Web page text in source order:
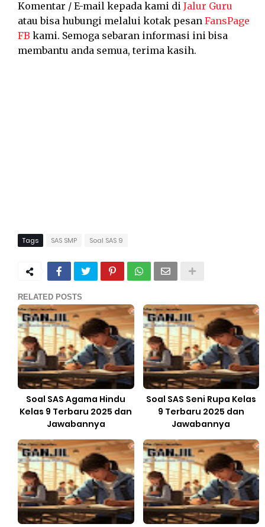
Komentar / E-mail kepada kami di Jalur Guru
atau bisa hubungi melalui kotak pesan FansPage
FB kami. Semoga sebaran informasi ini bisa
membantu anda semua, terima kasih.
Tags SAS SMP Soal SAS 9
RELATED POSTS
Soal SAS Agama Hindu
Kelas 9 Terbaru 2025 dan
Jawabannya
Soal SAS Seni Rupa Kelas
9 Terbaru 2025 dan
Jawabannya